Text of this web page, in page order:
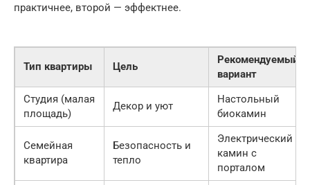
практичнее, второй — эффектнее.
Тип квартиры Цель
Рекомендуемый
вариант
Студия (малая
площадь)
Декор и уют
Настольный
биокамин
Семейная
квартира
Безопасность и
тепло
Электрический
камин с
порталом